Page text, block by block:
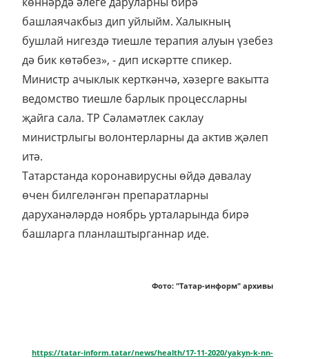
башлаячакбыз дип уйлыйм. Халыкның
бушлай нигездә тиешле терапия алуын үзебез
дә бик көтәбез», - дип искәртте спикер.
Министр ачыклык керткәнчә, хәзерге вакытта
ведомство тиешле барлык процессларны
җайга сала. ТР Сәламәтлек саклау
министрлыгы волонтерларны да актив җәлеп
итә.
Татарстанда коронавирусны өйдә дәвалау
өчен билгеләнгән препаратларны
даруханәләрдә ноябрь урталарында бирә
башларга планлаштырганнар иде.
Фото: "Татар-информ" архивы
https://tatar-inform.tatar/news/health/17-11-2020/yakyn-k-nn-